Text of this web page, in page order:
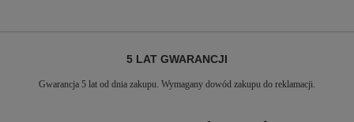
5 LAT GWARANCJI
Gwarancja 5 lat od dnia zakupu. Wymagany dowód zakupu do reklamacji.